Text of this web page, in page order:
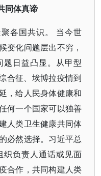
同体真谛
各国共识。 当今世
变化问题层出不穷，
日益凸显。从甲型
合征、埃博拉疫情到
，给人民身体健康和
何一个国家可以独善
人类卫生健康共同体
必然选择。习近平总
负责人通话或见面
合作，共同构建人类